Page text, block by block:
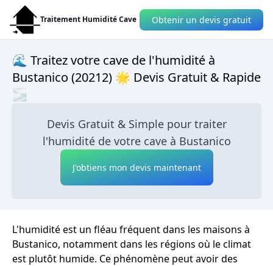
Traitement Humidité Cave Obtenir un devis gratuit
🌊 Traitez votre cave de l'humidité à
Bustanico (20212) 🌟 Devis Gratuit & Rapide
🌫
Devis Gratuit & Simple pour traiter
l'humidité de votre cave à Bustanico
J'obtiens mon devis maintenant
L'humidité est un fléau fréquent dans les maisons à
Bustanico, notamment dans les régions où le climat
est plutôt humide. Ce phénomène peut avoir des